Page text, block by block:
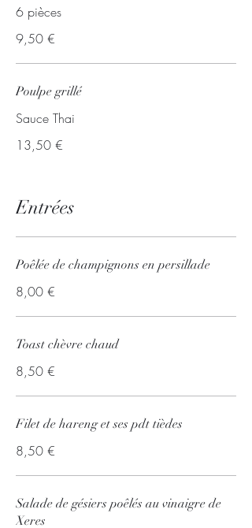
6 pièces
9,50 €
Poulpe grillé
Sauce Thai
13,50 €
Entrées
Poêlée de champignons en persillade
8,00 €
Toast chèvre chaud
8,50 €
Filet de hareng et ses pdt tièdes
8,50 €
Salade de gésiers poêlés au vinaigre de
Xeres